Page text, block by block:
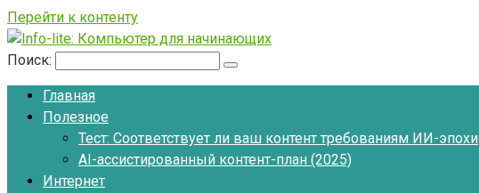
Перейти к контенту
Поиск:
Главная
Полезное
Тест: Соответствует ли ваш контент требованиям ИИ-эпохи
AI-ассистированный контент-план (2025)
Интернет